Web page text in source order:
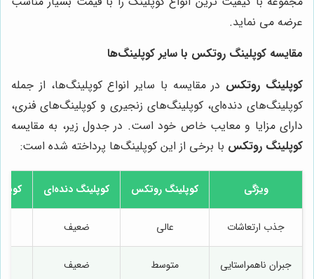
عرضه می نماید.
مقایسه کوپلینگ روتکس با سایر کوپلینگ‌ها
کوپلینگ روتکس در مقایسه با سایر انواع کوپلینگ‌ها، از جمله
کوپلینگ‌های دنده‌ای، کوپلینگ‌های زنجیری و کوپلینگ‌های فنری،
دارای مزایا و معایب خاص خود است. در جدول زیر، به مقایسه
کوپلینگ روتکس با برخی از این کوپلینگ‌ها پرداخته شده است:
ویژگی کوپلینگ روتکس کوپلینگ دنده‌ای
جذب ارتعاشات عالی ضعیف
جبران ناهمراستایی متوسط ضعیف